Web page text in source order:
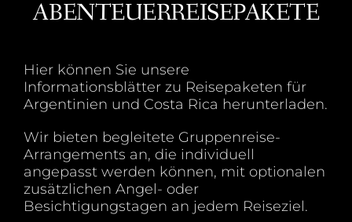
Kontakt
ABENTEUERREISEPAKETE
Hier können Sie unsere
Informationsblätter zu Reisepaketen für
Argentinien und Costa Rica herunterladen.
Wir bieten begleitete Gruppenreise-
Arrangements an, die individuell
angepasst werden können, mit optionalen
zusätzlichen Angel- oder
Besichtigungstagen an jedem Reiseziel.